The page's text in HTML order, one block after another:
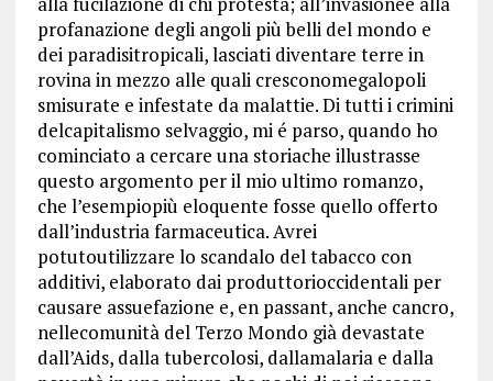
profanazione degli angoli più belli del mondo e
dei paradisitropicali, lasciati diventare terre in
rovina in mezzo alle quali cresconomegalopoli
smisurate e infestate da malattie. Di tutti i crimini
delcapitalismo selvaggio, mi é parso, quando ho
cominciato a cercare una storiache illustrasse
questo argomento per il mio ultimo romanzo,
che l’esempiopiù eloquente fosse quello offerto
dall’industria farmaceutica. Avrei
potutoutilizzare lo scandalo del tabacco con
additivi, elaborato dai produttorioccidentali per
causare assuefazione e, en passant, anche cancro,
nellecomunità del Terzo Mondo già devastate
dall’Aids, dalla tubercolosi, dallamalaria e dalla